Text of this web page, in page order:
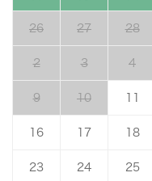
26 27 28
2 3 4
9 10
16 17 18
23 24 25